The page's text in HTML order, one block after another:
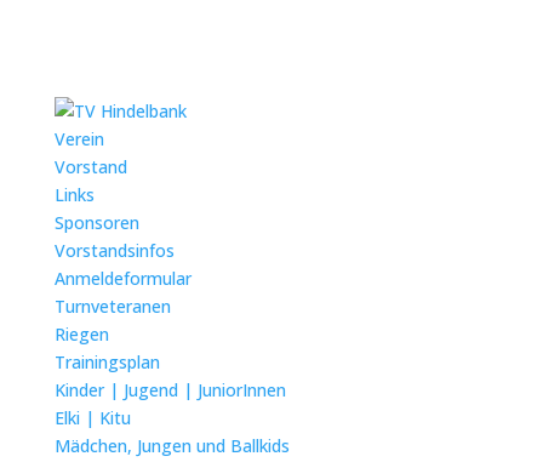
Verein
Vorstand
Links
Sponsoren
Vorstandsinfos
Anmeldeformular
Turnveteranen
Riegen
Trainingsplan
Kinder | Jugend | JuniorInnen
Elki | Kitu
Mädchen, Jungen und Ballkids